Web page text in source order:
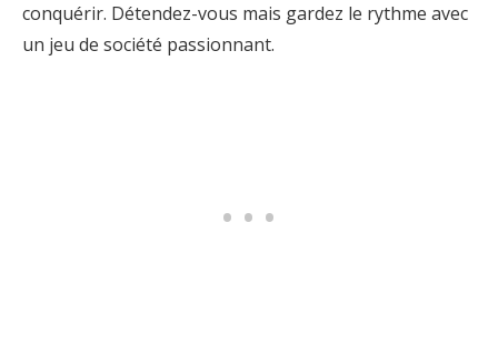
conquérir. Détendez-vous mais gardez le rythme avec
un jeu de société passionnant.